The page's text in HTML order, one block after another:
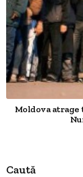
Moldova
Caută